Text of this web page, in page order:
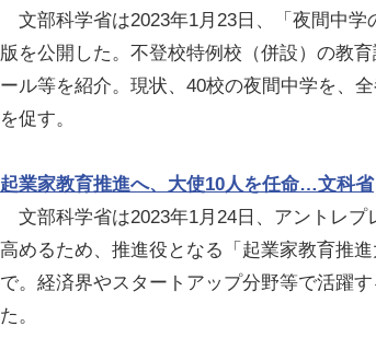
文部科学省は2023年1月23日、「夜間中学
版を公開した。不登校特例校（併設）の教
ール等を紹介。現状、40校の夜間中学を、
を促す。
起業家教育推進へ、大使10人を任命…文科省
文部科学省は2023年1月24日、アントレ
高めるため、推進役となる「起業家教育推
で。経済界やスタートアップ分野等で活躍
た。